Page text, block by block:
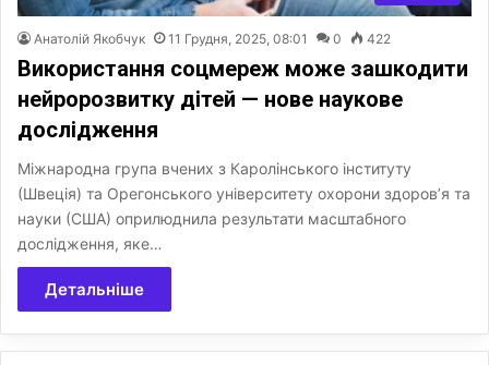
Анатолій Якобчук 11 Грудня, 2025, 08:01 0 422
Використання соцмереж може зашкодити
нейророзвитку дітей — нове наукове
дослідження
Міжнародна група вчених з Каролінського інституту
(Швеція) та Орегонського університету охорони здоров’я та
науки (США) оприлюднила результати масштабного
дослідження, яке…
Детальніше